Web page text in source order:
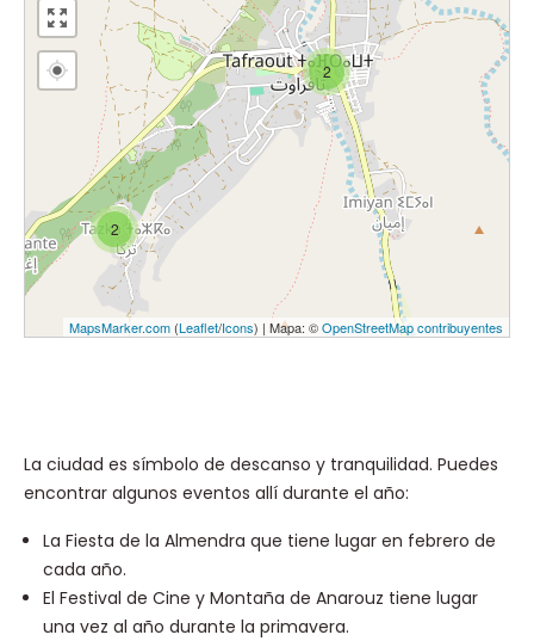
2
2
MapsMarker.com (Leaflet/Icons) | Mapa: ©OpenStreetMap contribuyentes
La ciudad es símbolo de descanso y tranquilidad. Puedes
encontrar algunos eventos allí durante el año:
La Fiesta de la Almendra que tiene lugar en febrero de
cada año.
El Festival de Cine y Montaña de Anarouz tiene lugar
una vez al año durante la primavera.